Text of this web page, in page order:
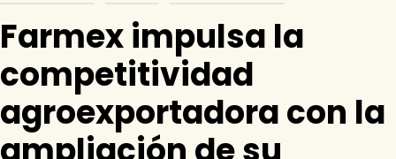
Farmex impulsa la
competitividad
agroexportadora con la